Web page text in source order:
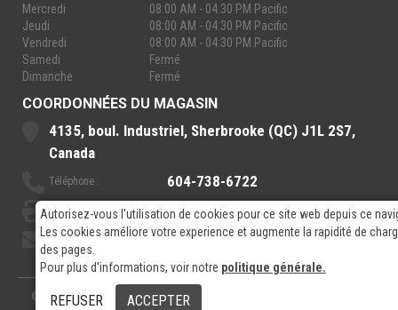
Autorisez-vous l'utilisation de cookies pour ce site web depuis ce
Les cookies améliore votre experience et augmente la rapidité de
des pages.
Pour plus d'informations, voir notre politique générale.
REFUSER ACCEPTER
© 2026- RP Electronics
Mercredi
08:00 AM - 04:30 PM Pacific
Jeudi
08:00 AM - 04:30 PM Pacific
Vendredi
08:00 AM - 04:30 PM Pacific
Samedi
Fermé
Dimanche
Fermé
COORDONNÉES DU MAGASIN
4135, boul. Industriel, Sherbrooke (QC) J1L 2S7,
Canada
Téléphone : 604-738-6722
Sans-Frais : 888-921-7770
Courriel: sales@rpelectronics.com